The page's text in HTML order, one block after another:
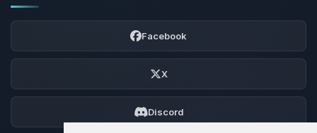
Facebook
X
Discord